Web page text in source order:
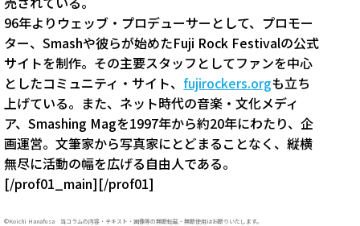
96年よりウェッブ・プロデューサーとして、プロモー
ター、Smashや彼らが始めたFuji Rock Festivalの公式
サイトを制作。その主要スタッフとしてファンを中心
としたコミュニティ・サイト、fujirockers.orgも立ち
上げている。また、ネット時代の音楽・文化メディ
ア、Smashing Magを1997年から約20年にわたり、企
画運営。文筆家から写真家にとどまることなく、縦横
無尽に活動の幅を広げる自由人である。
[/prof01_main][/prof01]
©︎Koichi Hanafusa 当コラムの内容・テキスト・画像等の無断転載・無断使用はお断りいたします。